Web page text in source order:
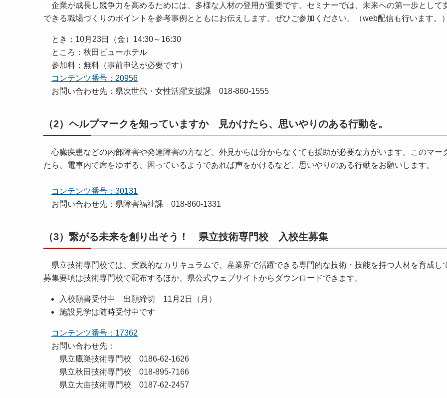
企業が成長し競争力を高めるためには、多様な人材の登用が重要です。セミナーでは、未来への第一歩として
できる職場づくりのポイントを参考事例とともにお伝えします。ぜひご参加ください。（web配信も行います。）
とき：10月23日（金）14:30～16:30
ところ：秋田ビューホテル
参加料：無料（事前申込が必要です）
コンテンツ番号：20956
お問い合わせ先：県次世代・女性活躍支援課 018-860-1555
（2）ヘルプマークを知っていますか 見かけたら、思いやりのある行動を。
心臓疾患などの内部障害や発達障害の方など、外見からは分からなくても援助が必要な方がいます。このマー
たら、電車内で席をゆずる、困っているようであれば声をかけるなど、思いやりのある行動をお願いします。
コンテンツ番号：30131
お問い合わせ先：県障害福祉課 018-860-1331
（3）繋がる未来を創り出そう！ 県立技術専門校 入校生募集
県立技術専門校では、実践的なカリキュラムで、産業界で活躍できる専門的な技術・技能を持つ人材を育成し
募集要項は技術専門校で配布するほか、県公式ウェブサイトからダウンロードできます。
入校願書受付中 出願締切 11月2日（月）
施設見学は随時受付中です
コンテンツ番号：17362
お問い合わせ先：
県立鷹巣技術専門校 0186-62-1626
県立秋田技術専門校 018-895-7166
県立大曲技術専門校 0187-62-2457